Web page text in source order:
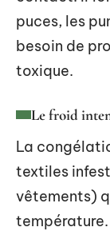
puces, les
besoin de
toxique.
Le froid
La
textiles
vêtements)